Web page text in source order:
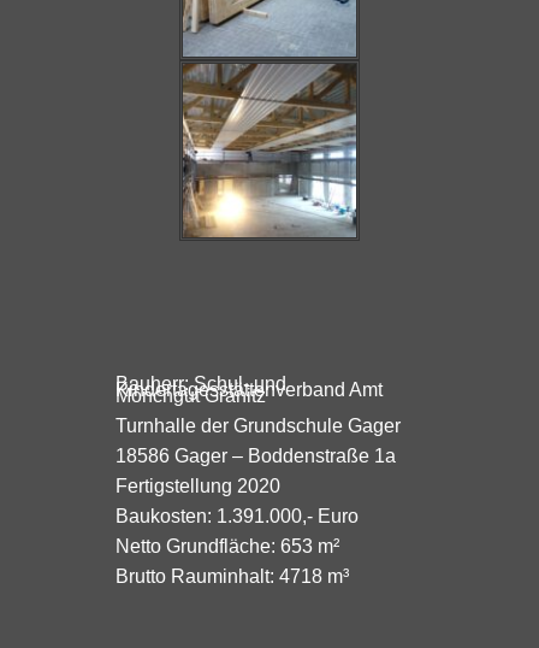
Bauherr: Schul- und
Kindertagesstättenverband Amt
Mönchgut Granitz
Turnhalle der Grundschule Gager
18586 Gager – Boddenstraße 1a
Fertigstellung 2020
Baukosten: 1.391.000,- Euro
Netto Grundfläche: 653 m²
Brutto Rauminhalt: 4718 m³